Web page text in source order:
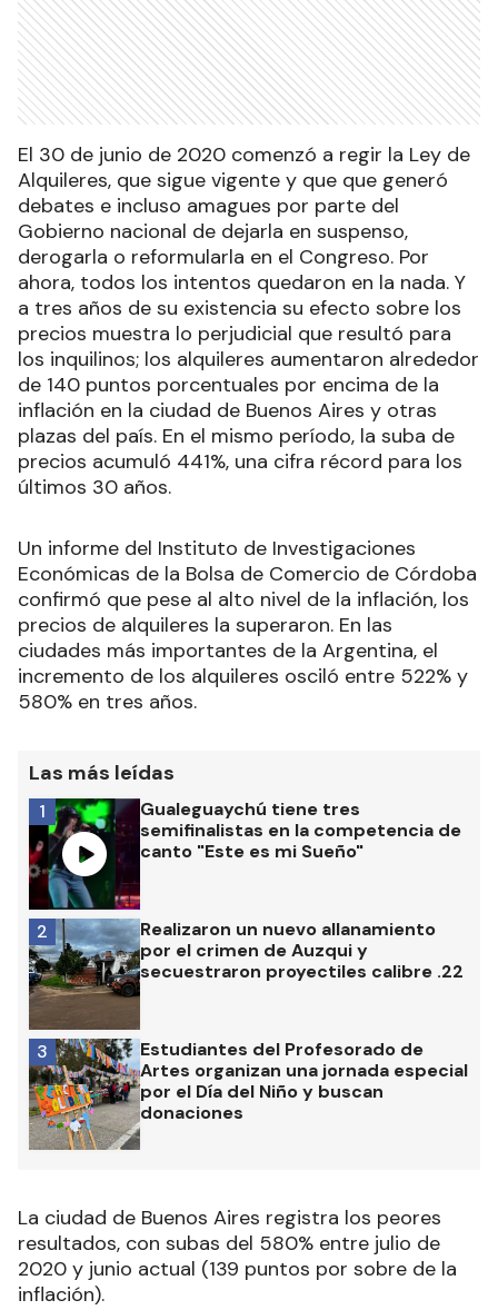
El 30 de junio de 2020 comenzó a regir la Ley de
Alquileres, que sigue vigente y que que generó
debates e incluso amagues por parte del
Gobierno nacional de dejarla en suspenso,
derogarla o reformularla en el Congreso. Por
ahora, todos los intentos quedaron en la nada. Y
a tres años de su existencia su efecto sobre los
precios muestra lo perjudicial que resultó para
los inquilinos; los alquileres aumentaron alrededor
de 140 puntos porcentuales por encima de la
inflación en la ciudad de Buenos Aires y otras
plazas del país. En el mismo período, la suba de
precios acumuló 441%, una cifra récord para los
últimos 30 años.
Un informe del Instituto de Investigaciones
Económicas de la Bolsa de Comercio de Córdoba
confirmó que pese al alto nivel de la inflación, los
precios de alquileres la superaron. En las
ciudades más importantes de la Argentina, el
incremento de los alquileres osciló entre 522% y
580% en tres años.
Las más leídas
Gualeguaychú tiene tres
semifinalistas en la competencia de
canto "Este es mi Sueño"
1
Realizaron un nuevo allanamiento
por el crimen de Auzqui y
secuestraron proyectiles calibre .22
2
Estudiantes del Profesorado de
Artes organizan una jornada especial
por el Día del Niño y buscan
donaciones
3
La ciudad de Buenos Aires registra los peores
resultados, con subas del 580% entre julio de
2020 y junio actual (139 puntos por sobre de la
inflación).